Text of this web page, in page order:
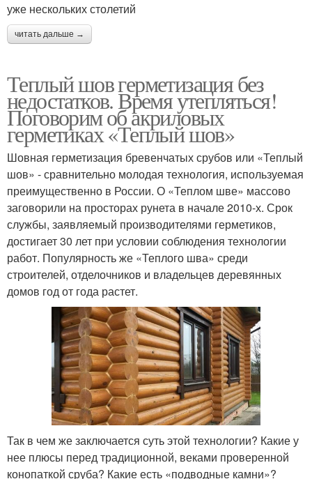
уже нескольких столетий
читать дальше →
Теплый шов герметизация без
недостатков. Время утепляться!
Поговорим об акриловых
герметиках «Теплый шов»
Шовная герметизация бревенчатых срубов или «Теплый
шов» - сравнительно молодая технология, используемая
преимущественно в России. О «Теплом шве» массово
заговорили на просторах рунета в начале 2010-х. Срок
службы, заявляемый производителями герметиков,
достигает 30 лет при условии соблюдения технологии
работ. Популярность же «Теплого шва» среди
строителей, отделочников и владельцев деревянных
домов год от года растет.
Так в чем же заключается суть этой технологии? Какие у
нее плюсы перед традиционной, веками проверенной
конопаткой сруба? Какие есть «подводные камни»?